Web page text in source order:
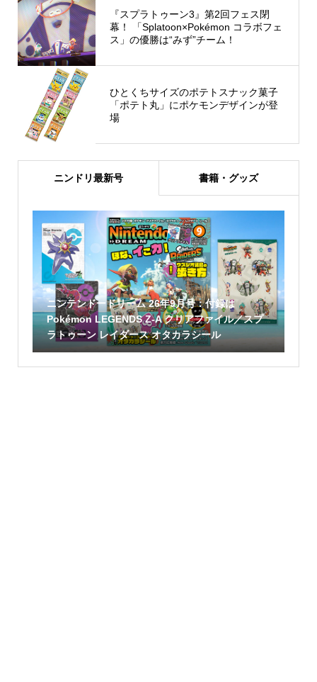
『スプラトゥーン3』第2回フェス閉
幕！ 「Splatoon×Pokémon コラボフェ
ス」の優勝は“みず”チーム！
ひとくちサイズのポテトスナック菓子
「ポテト丸」にポケモンデザインが登
場
ニンドリ最新号 書籍・グッズ
ニンテンドードリーム 26年9月号：付録は
Pokémon LEGENDS Z-A クリアファイル／スプ
ラトゥーン レイダース オタカラシール